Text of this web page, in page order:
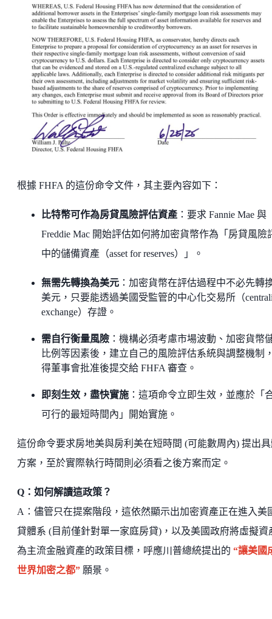
根據 FHFA 的這份命令文件，其主要內容如下：
比特幣可作為房貸風險評估資產 ：要求 Fannie Mae 與
Freddie Mac 開始評估如何將加密貨幣作為「房貸風險
中的儲備資產（asset for reserves）」。
無需先轉換為美元 ：加密貨幣在評估過程中不必先轉
美元，只要能透過美國受監管的中心化交易所（
exchange）存證。
需自行衡量風險 ：機構必須考慮市場波動、加密貨幣
比例等因素後，建立自己的風險評估系統與調整機制
得董事會批准後提交給 FHFA 審查。
即刻生效，盡快實施 ：這項命令立即生效，並應於「
可行的最短時間內」開始實施。
這份命令要求房地美與房利美在短時間 (可能數周內) 提出
方案，至於實際執行時間則必須看之後方案而定。
Q：如何解讀這政策？
A：儘管只在提案階段，這依然顯示出加密資產正在進入美
貸體系 (目前僅針對單一家庭房貸)，以及美國政府將虛擬資
為主流金融資產的政策目標，呼應川普總統提出的 “讓美國
世界加密之都” 願景。